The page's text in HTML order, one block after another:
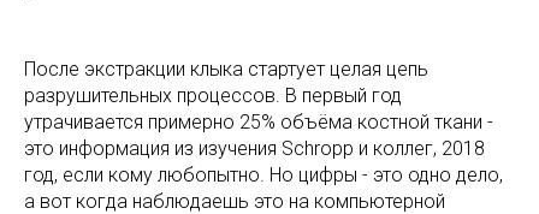
После экстракции клыка стартует целая цепь
разрушительных процессов. В первый год
утрачивается примерно 25% объёма костной ткани -
это информация из изучения Schropp и коллег, 2018
год, если кому любопытно. Но цифры - это одно дело,
а вот когда наблюдаешь это на компьютерной